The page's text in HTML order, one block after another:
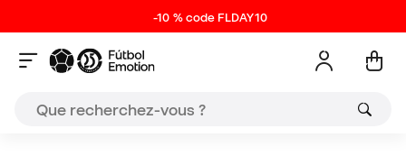
-10 % code FLDAY10